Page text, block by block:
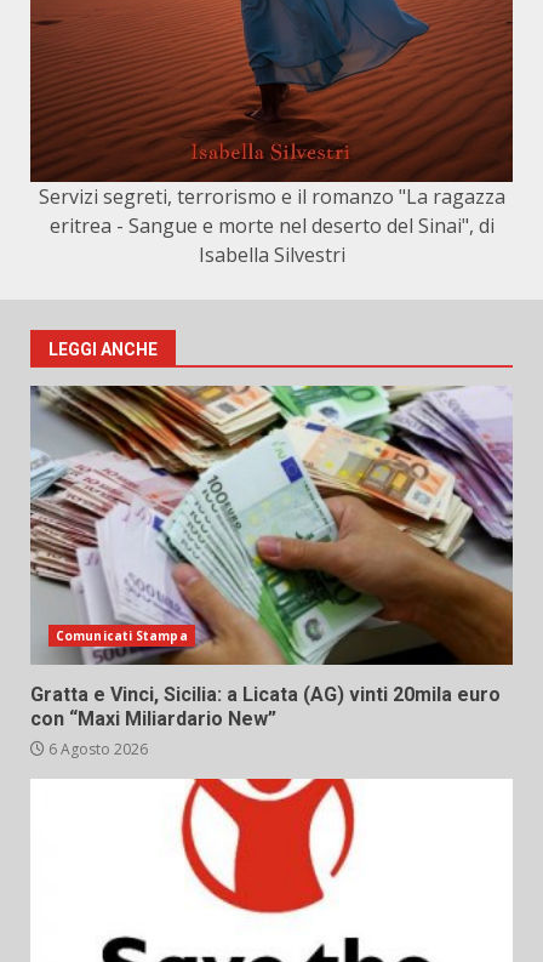
Servizi segreti, terrorismo e il romanzo "La ragazza
eritrea - Sangue e morte nel deserto del Sinai", di
Isabella Silvestri
LEGGI ANCHE
Comunicati Stampa
Gratta e Vinci, Sicilia: a Licata (AG) vinti 20mila euro
con “Maxi Miliardario New”
6 Agosto 2026